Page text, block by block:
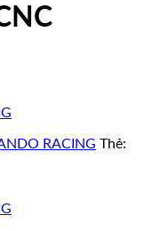
RACING Thẻ: